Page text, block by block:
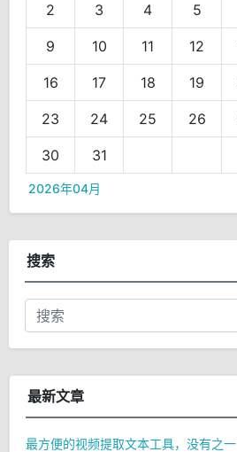
2 3 4 5
9 10 11 12
16 17 18 19
23 24 25 26
30 31
2026年04月
搜索
最新文章
最方便的视频提取文本工具，没有之一